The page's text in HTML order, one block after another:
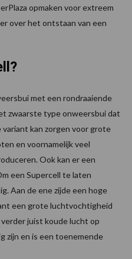
opmaken voor extreem
over het ontstaan van een
met een rondraaiende
zwaarste type onweersbui dat
variant kan zorgen voor grote
en voornamelijk veel
Ook kan er een
een Supercell te laten
Aan de ene zijde een hoge
een grote luchtvochtigheid
juist koude lucht op
zijn en is een toenemende